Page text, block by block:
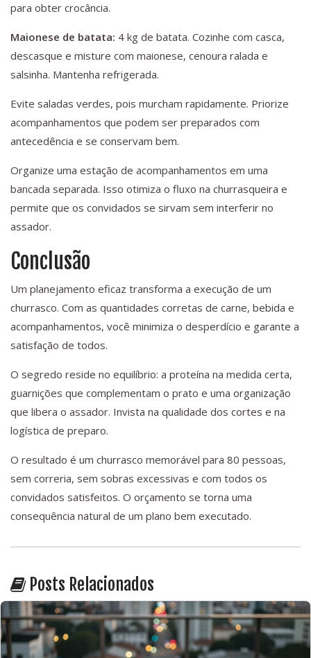
para obter crocância.
Maionese de batata: 4 kg de batata. Cozinhe com casca,
descasque e misture com maionese, cenoura ralada e
salsinha. Mantenha refrigerada.
Evite saladas verdes, pois murcham rapidamente. Priorize
acompanhamentos que podem ser preparados com
antecedência e se conservam bem.
Organize uma estação de acompanhamentos em uma
bancada separada. Isso otimiza o fluxo na churrasqueira e
permite que os convidados se sirvam sem interferir no
assador.
Conclusão
Um planejamento eficaz transforma a execução de um
churrasco. Com as quantidades corretas de carne, bebida e
acompanhamentos, você minimiza o desperdício e garante a
satisfação de todos.
O segredo reside no equilíbrio: a proteína na medida certa,
guarnições que complementam o prato e uma organização
que libera o assador. Invista na qualidade dos cortes e na
logística de preparo.
O resultado é um churrasco memorável para 80 pessoas,
sem correria, sem sobras excessivas e com todos os
convidados satisfeitos. O orçamento se torna uma
consequência natural de um plano bem executado.
Posts Relacionados